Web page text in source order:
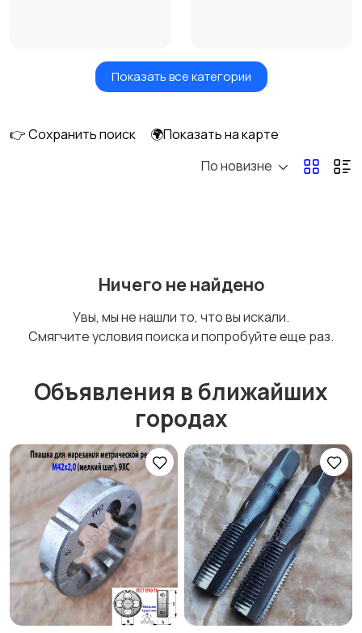
Масла и автохимия
Автоэлектроника и
Аудио и видео
фаркопы
и аксессуары
Мотозапчасти Мотоаксессуары
Показать все категории
👉 Сохранить поиск
🌍Показать на карте
По новизне
Ничего не найдено
Увы, мы не нашли то, что вы искали.
Смягчите условия поиска и попробуйте еще раз.
Объявления в ближайших
городах